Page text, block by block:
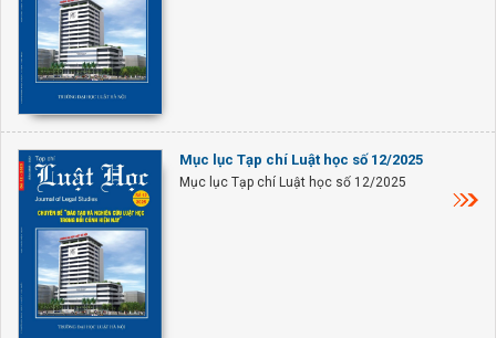
Mục lục Tạp chí Luật học số 12/2025
Mục lục Tạp chí Luật học số 12/2025